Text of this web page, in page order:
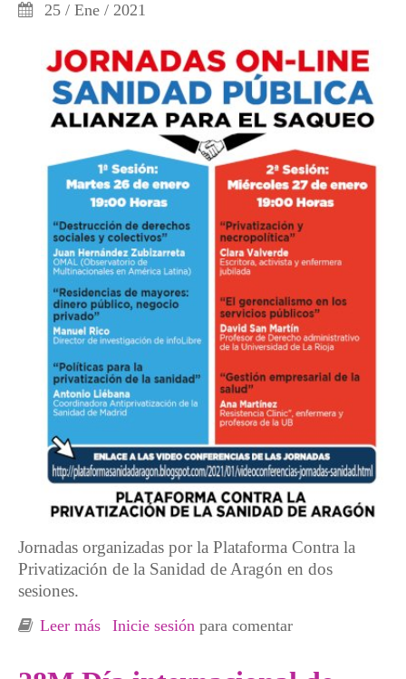
25 / Ene / 2021
Jornadas organizadas por la Plataforma Contra la
Privatización de la Sanidad de Aragón en dos
sesiones.
Leer más sobre Jornadas on-line sanidad publica,
Inicie sesión para comentar